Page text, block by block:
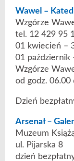
Wawel –
Wzgórze
tel. 12 429 95
01 kwiecień –
01
Wzgórze
od godz. 06.00
Dzień
Arsenał –
Muzeum
ul. Pijarska 8
dzień